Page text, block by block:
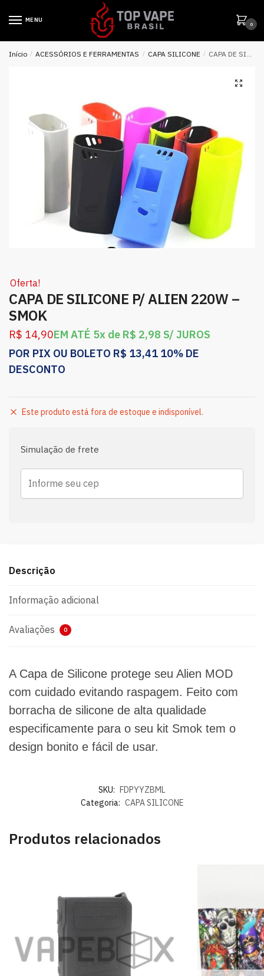
MENU
0
Início / ACESSÓRIOS E FERRAMENTAS / CAPA SILICONE / CAPA DE SILICONE P/ ALIEN 220W – SMOK
Oferta!
CAPA DE SILICONE P/ ALIEN 220W –
SMOK
R$ 14,90EM ATÉ 5x de R$ 2,98 S/ JUROS
POR PIX OU BOLETO R$ 13,41 10% DE
DESCONTO
Este produto está fora de estoque e indisponível.
Simulação de frete
Descrição
Informação adicional
Avaliações 0
A Capa de Silicone protege seu Alien MOD
com cuidado evitando raspagem. Feito com
borracha de silicone de alta qualidade
especificamente para o seu kit Smok tem o
design bonito e fácil de usar.
SKU: FDPYYZBML
Categoria: CAPA SILICONE
Produtos relacionados